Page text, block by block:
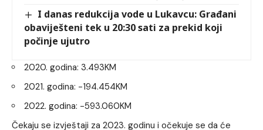
I danas redukcija vode u Lukavcu: Građani
obaviješteni tek u 20:30 sati za prekid koji
počinje ujutro
2020. godina: 3.493KM
2021. godina: -194.454KM
2022. godina: -593.060KM
Čekaju se izvještaji za 2023. godinu i očekuje se da će